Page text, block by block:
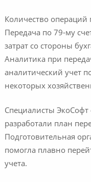
Количество
Передача по 79-му
затрат со стороны
Аналитика при
аналитический учет
некоторых
Специалисты
разработали план
Подготовительная
помогла плавно
учета.